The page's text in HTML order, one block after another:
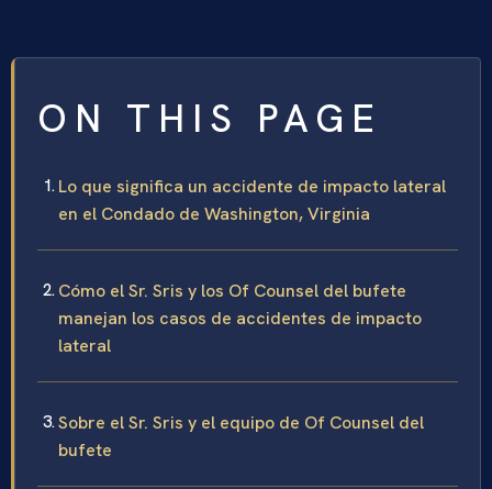
ON THIS PAGE
Lo que significa un accidente de impacto lateral
en el Condado de Washington, Virginia
Cómo el Sr. Sris y los Of Counsel del bufete
manejan los casos de accidentes de impacto
lateral
Sobre el Sr. Sris y el equipo de Of Counsel del
bufete